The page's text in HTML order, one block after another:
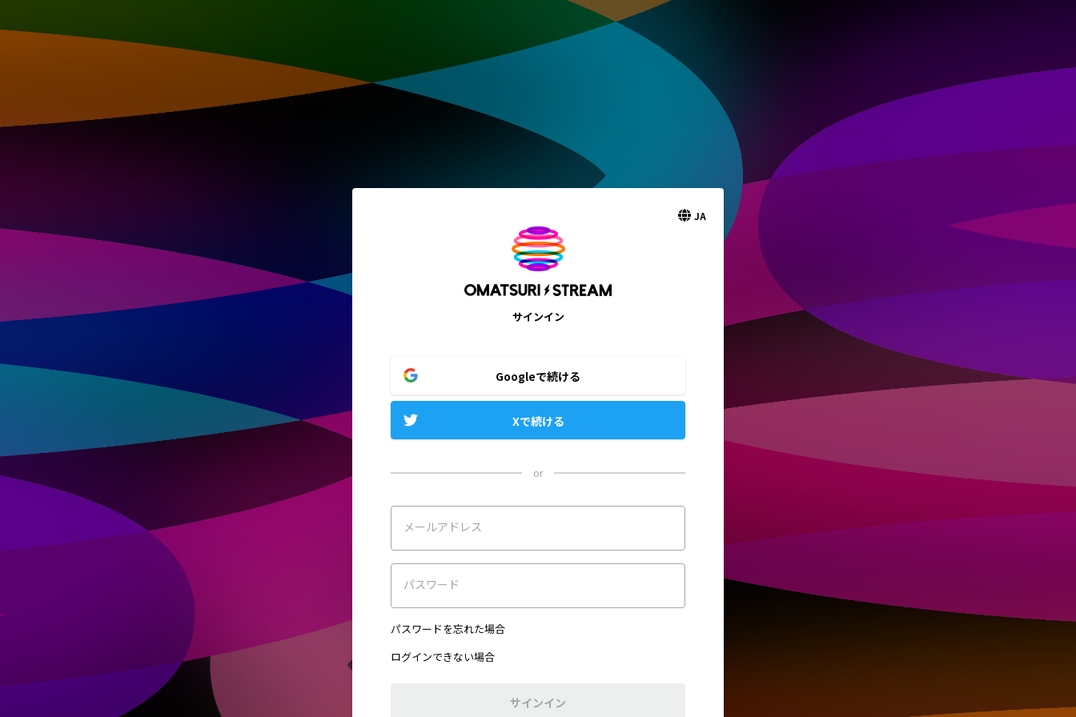
JA
サインイン
Googleで続ける
Xで続ける
or
メールアドレス
パスワード
パスワードを忘れた場合
ログインできない場合
サインイン